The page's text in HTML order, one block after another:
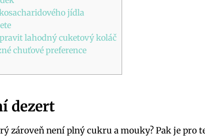
jídla
lahodný cuketový koláč
chuťové preference
dezert
zároveň není plný cukru a mouky? Pak je pro